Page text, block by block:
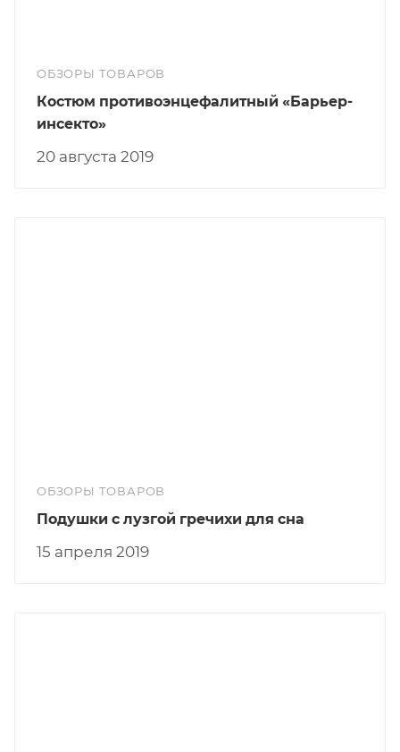
ОБЗОРЫ ТОВАРОВ
20 августа 2019
Костюм противоэнцефалитный «Барьер-
инсекто»
ОБЗОРЫ ТОВАРОВ
15 апреля 2019
Подушки с лузгой гречихи для сна